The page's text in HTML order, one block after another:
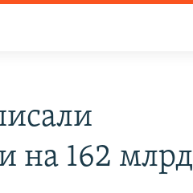
на 162 млрд